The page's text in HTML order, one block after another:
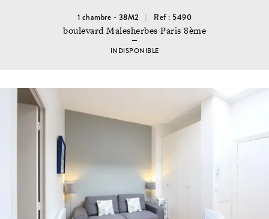
1 chambre - 38M2 Ref : 5490
boulevard Malesherbes Paris 8ème
INDISPONIBLE